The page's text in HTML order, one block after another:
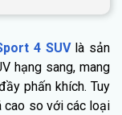
4 SUVlà sản
hạng sang, mang
phấn khích. Tuy
cao so với các loại